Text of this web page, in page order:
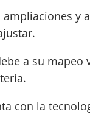
y
a su mapeo
con la